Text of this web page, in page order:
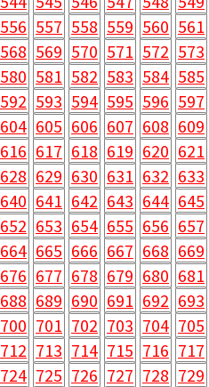
556 557 558 559 560 561
568 569 570 571 572 573
580 581 582 583 584 585
592 593 594 595 596 597
604 605 606 607 608 609
616 617 618 619 620 621
628 629 630 631 632 633
640 641 642 643 644 645
652 653 654 655 656 657
664 665 666 667 668 669
676 677 678 679 680 681
688 689 690 691 692 693
700 701 702 703 704 705
712 713 714 715 716 717
724 725 726 727 728 729